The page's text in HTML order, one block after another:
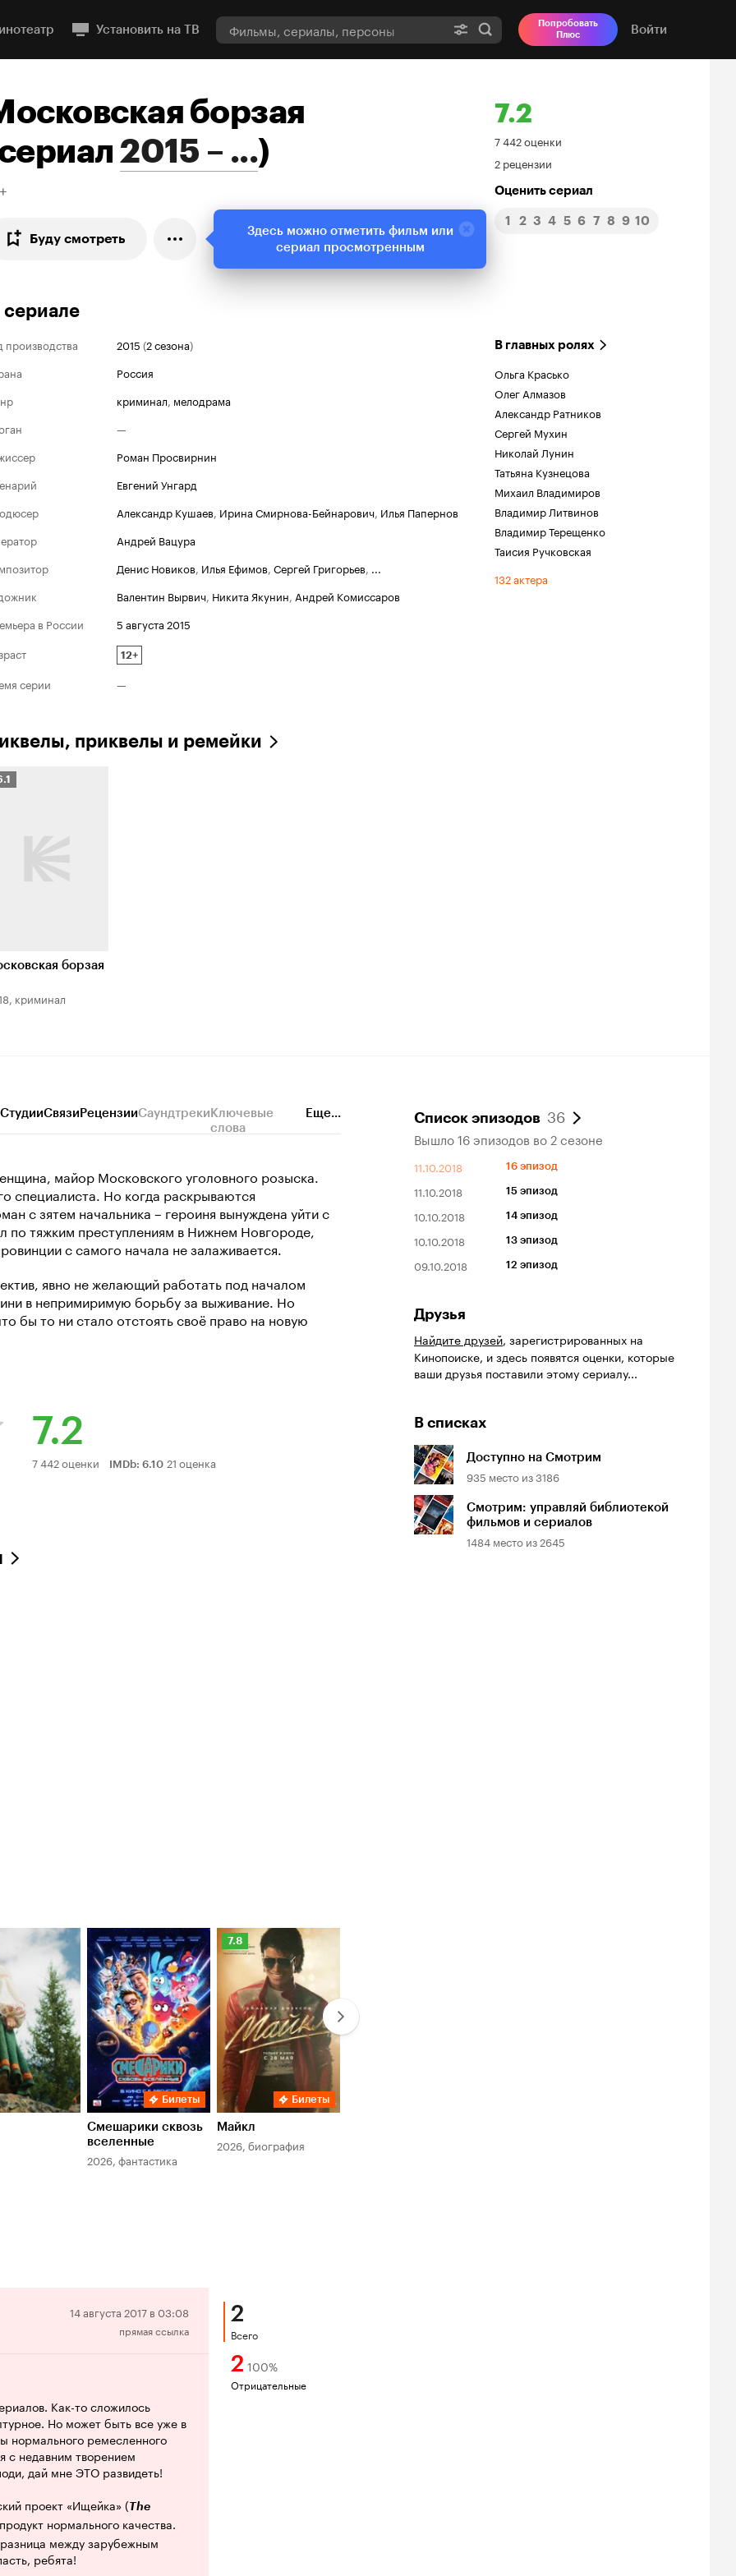
Установить на ТВ
Попробовать
Плюс
Войти
борзая
2015 – ...)
Буду смотреть
7.2
Рейтинг
Кинопоиска
7.2
7 442 оценки
2 рецензии
Оценить сериал
1 2 3 4 5 6 7 8 9 10
производства 2015 (2 сезона)
Россия
криминал, мелодрама
—
Роман Просвирнин
Евгений Унгард
Александр Кушаев, Ирина Смирнова-Бейнарович, Илья Папернов
Андрей Вацура
Денис Новиков, Илья Ефимов, Сергей Григорьев, ...
Валентин Вырвич, Никита Якунин, Андрей Комиссаров
в России
5 августа 2015
12+
серии —
В главных ролях
Ольга Красько
Олег Алмазов
Александр Ратников
Сергей Мухин
Николай Лунин
Татьяна Кузнецова
Михаил Владимиров
Владимир Литвинов
Владимир Терещенко
Таисия Ручковская
132 актера
приквелы и ремейки
борзая
криминал
СтудииСвязиРецензииСаундтрекиКлючевые
слова
Еще...
майор Московского уголовного розыска.
специалиста. Но когда раскрываются
с зятем начальника – героиня вынуждена уйти с
по тяжким преступлениям в Нижнем Новгороде,
с самого начала не залаживается.
явно не желающий работать под началом
в непримиримую борьбу за выживание. Но
бы то ни стало отстоять своё право на новую
7.2
Рейтинг
7 442 оценки IMDb: 6.10 21 оценка
Билеты
Смешарики сквозь
вселенные
2026, фантастика
Рейтинг
Кинопоиска
7.8
Билеты
Майкл
2026, биография
Отрицательная
рецензия
14 августа 2017 в 03:08
прямая ссылка
Как-то сложилось
Но может быть все уже в
нормального ремесленного
с недавним творением
дай мне ЭТО развидеть!
проект «Ищейка» (The
нормального качества.
между зарубежным
ребята!
2
Всего
2 100%
Отрицательные
Список эпизодов 36
Вышло 16 эпизодов во 2 сезоне
11.10.2018 16 эпизод
11.10.2018 15 эпизод
10.10.2018 14 эпизод
10.10.2018 13 эпизод
09.10.2018 12 эпизод
Друзья
Найдите друзей, зарегистрированных на
Кинопоиске, и здесь появятся оценки, которые
ваши друзья поставили этому сериалу...
В списках
Доступно на Смотрим
935 место из3186
Смотрим: управляй библиотекой
фильмов и сериалов
1484 место из2645
Здесь можно отметить фильм или
сериал просмотренным